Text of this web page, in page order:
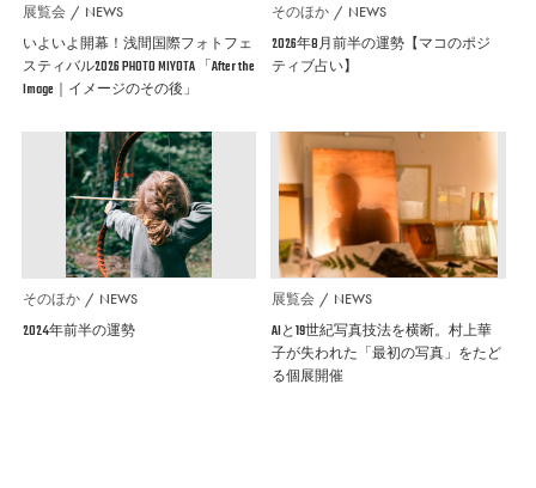
展覧会 NEWS
いよいよ開幕！浅間国際フォトフェ
スティバル2026 PHOTO MIYOTA 「After the
Image｜イメージのその後」
そのほか NEWS
2026年8月前半の運勢【マコのポジ
ティブ占い】
そのほか NEWS
2024年前半の運勢
展覧会 NEWS
AIと19世紀写真技法を横断。村上華
子が失われた「最初の写真」をたど
る個展開催